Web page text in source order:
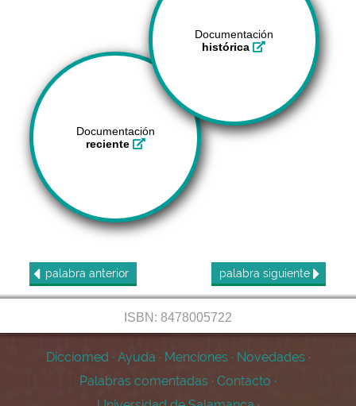
Documentación
histórica
Documentación
reciente
palabra anterior palabra siguiente
ISBN: 8478005722
Dicciomed · Ayuda · Menciones · Novedades ·
Palabras comentadas · Contacto ·